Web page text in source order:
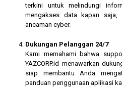
terkini untuk melindungi
mengakses data kapan
ancaman cyber.
Dukungan Pelanggan 24/7
Kami memahami bahwa
YAZCORP.id menawarkan
siap membantu Anda
panduan penggunaan aplikasi